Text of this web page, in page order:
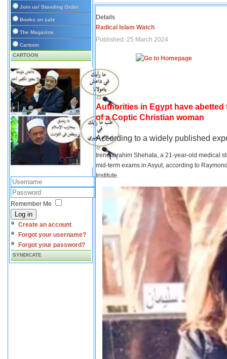
Join us/ Standing Order
Books on sale
The Magazine
Cartoon
CARTOON
Remember Me
Log in
Create an account
Forgot your username?
Forgot your password?
SYNDICATE
Details
Radical Islam Watch
Published: 25 March 2024
Authorities in Egypt have
of a Coptic Christian woman
According to a widely published
Irene Ibrahim Shehata, a 21-year-old medical
mid-term exams in Asyut, according to
Institute.